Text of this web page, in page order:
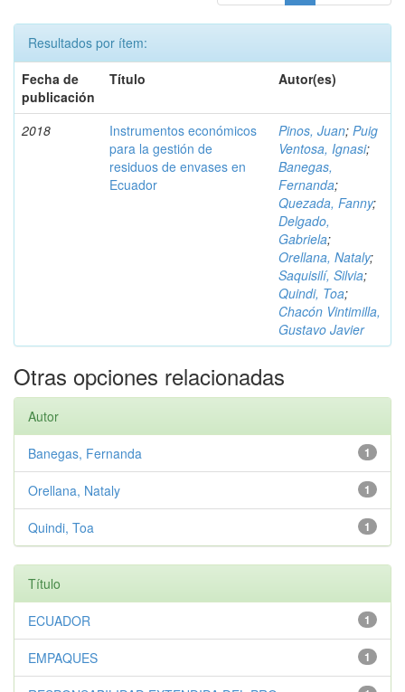
Resultados por ítem:
Fecha de
publicación
Título Autor(es)
2018
Instrumentos económicos
para la gestión de
residuos de envases en
Ecuador
Pinos, Juan; Puig
Ventosa, Ignasi;
Banegas,
Fernanda;
Quezada, Fanny;
Delgado,
Gabriela;
Orellana, Nataly;
Saquisilí, Silvia;
Quindi, Toa;
Chacón Vintimilla,
Gustavo Javier
Otras opciones relacionadas
Autor
1
Banegas, Fernanda
1
Orellana, Nataly
1
Quindi, Toa
Título
1
ECUADOR
1
EMPAQUES